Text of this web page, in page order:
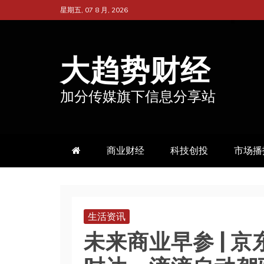
至
星期五, 07 8 月, 2026
大趋势财经
加分传媒旗下信息分享站
商业财经 科技创投 市场
生活资讯
未来商业早参 | 京